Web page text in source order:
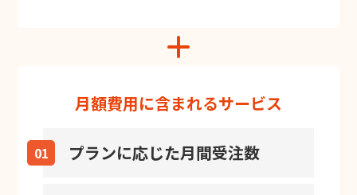
add
月額費用に含まれるサービス
01 プランに応じた月間受注数